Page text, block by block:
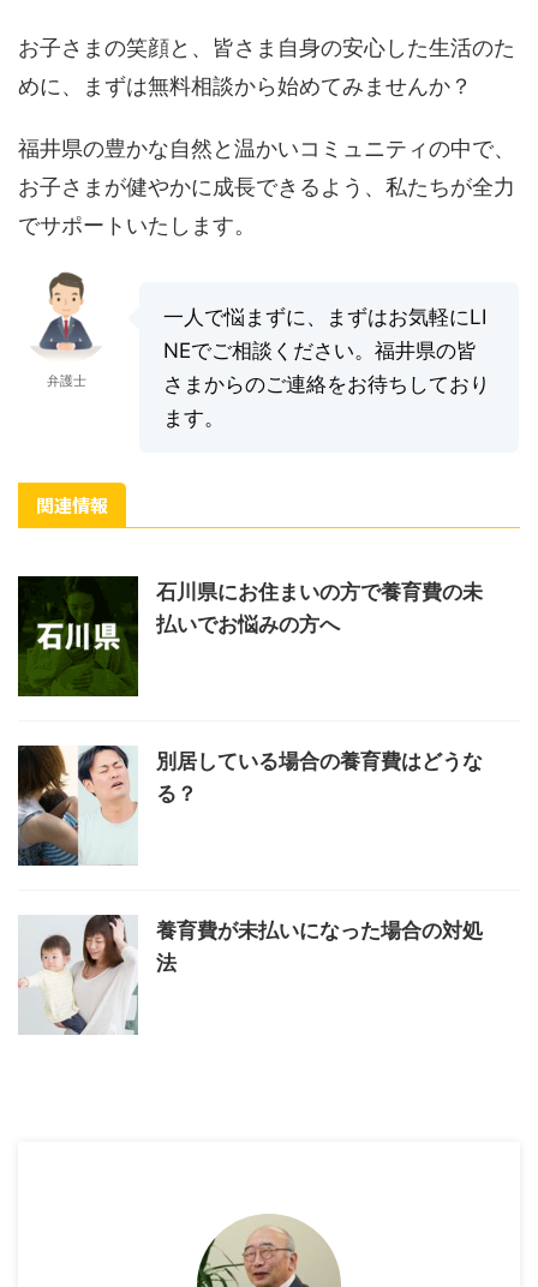
お子さまの笑顔と、皆さま自身の安心した生活のた
めに、まずは無料相談から始めてみませんか？
福井県の豊かな自然と温かいコミュニティの中で、
お子さまが健やかに成長できるよう、私たちが全力
でサポートいたします。
弁護士
一人で悩まずに、まずはお気軽にLI
NEでご相談ください。福井県の皆
さまからのご連絡をお待ちしており
ます。
関連情報
石川県にお住まいの方で養育費の未
払いでお悩みの方へ
別居している場合の養育費はどうな
る？
養育費が未払いになった場合の対処
法